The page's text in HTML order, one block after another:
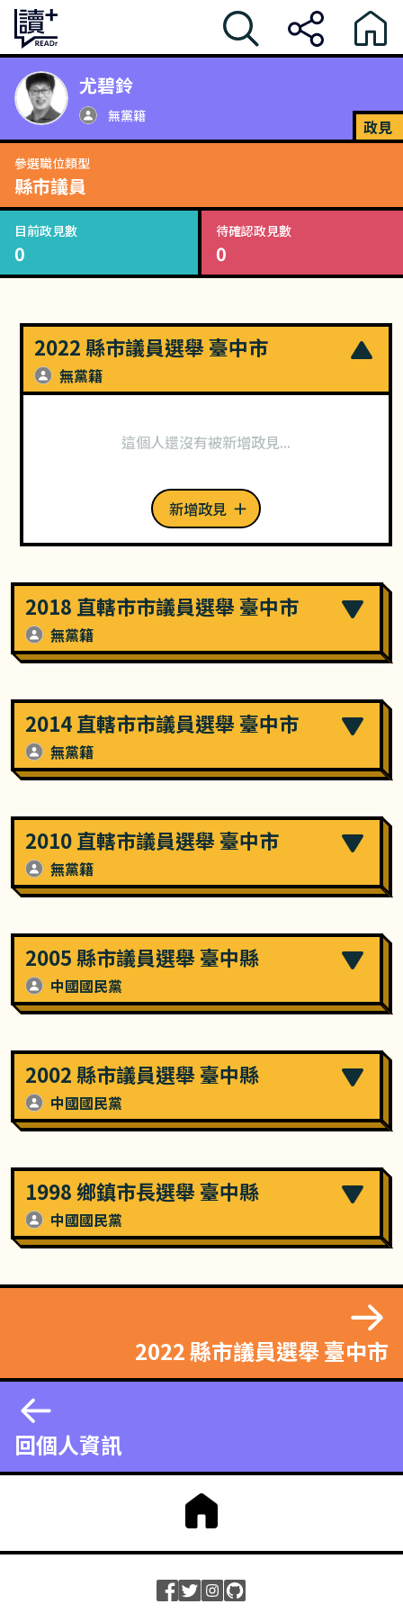
尤碧鈴
無黨籍
政見
參選職位類型
縣市議員
目前政見數
0
待確認政見數
0
2022 縣市議員選舉 臺中市
無黨籍
這個人還沒有被新增政見...
新增政見
2018 直轄市市議員選舉 臺中市
無黨籍
2014 直轄市市議員選舉 臺中市
無黨籍
2010 直轄市議員選舉 臺中市
無黨籍
2005 縣市議員選舉 臺中縣
中國國民黨
2002 縣市議員選舉 臺中縣
中國國民黨
1998 鄉鎮市長選舉 臺中縣
中國國民黨
回個人資訊
2022 縣市議員選舉 臺中市